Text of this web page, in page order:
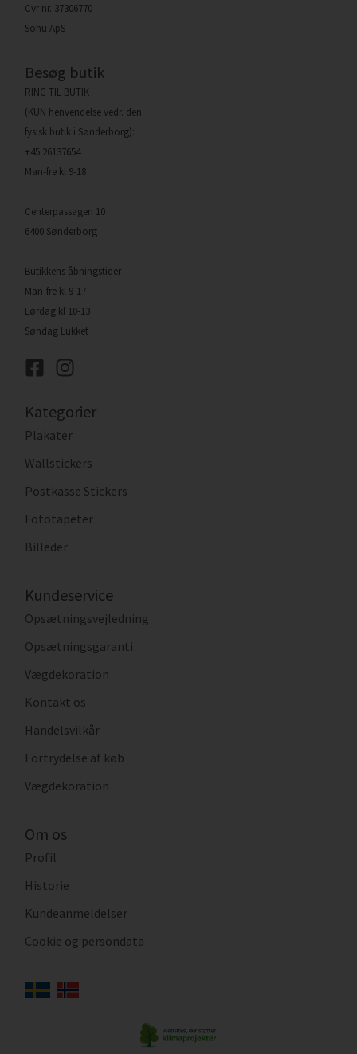
Cvr nr. 37306770
Sohu ApS
Besøg butik
RING TIL BUTIK
(KUN henvendelse vedr. den
fysisk butik i Sønderborg):
+45 26137654
Man-fre kl 9-18
Centerpassagen 10
6400 Sønderborg
Butikkens åbningstider
Man-fre kl 9-17
Lørdag kl 10-13
Søndag Lukket
Kategorier
Plakater
Wallstickers
Postkasse Stickers
Fototapeter
Billeder
Kundeservice
Opsætningsvejledning
Opsætningsgaranti
Vægdekoration
Kontakt os
Handelsvilkår
Fortrydelse af køb
Vægdekoration
Om os
Profil
Historie
Kundeanmeldelser
Cookie og persondata